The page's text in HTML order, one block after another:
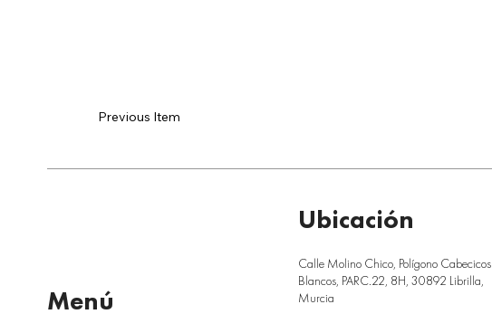
Previous Item
Menú
Ubicación
Calle Molino Chico, Polígono Cabecicos
Blancos, PARC.22, 8H, 30892 Librilla,
Murcia